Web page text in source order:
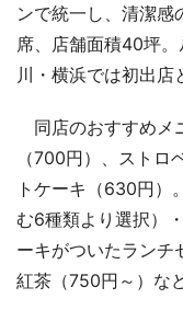
ンで統一し、清潔
席、店舗面積40坪
川・横浜では初出店
同店のおすすめメ
（700円）、スト
トケーキ（630円）
む6種類より選択）
ーキがついたランチ
紅茶（750円～）など